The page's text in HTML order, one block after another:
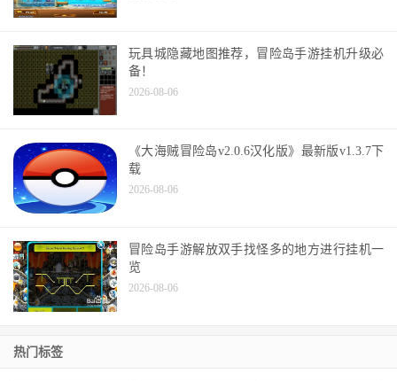
备！
2026-08-06
载
2026-08-06
览
2026-08-06